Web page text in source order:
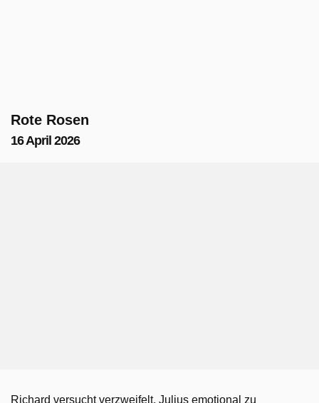
Rote Rosen
16 April 2026
Richard versucht verzweifelt, Julius emotional zu